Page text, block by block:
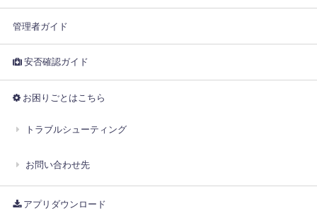
管理者ガイド
安否確認ガイド
お困りごとはこちら
トラブルシューティング
お問い合わせ先
アプリダウンロード